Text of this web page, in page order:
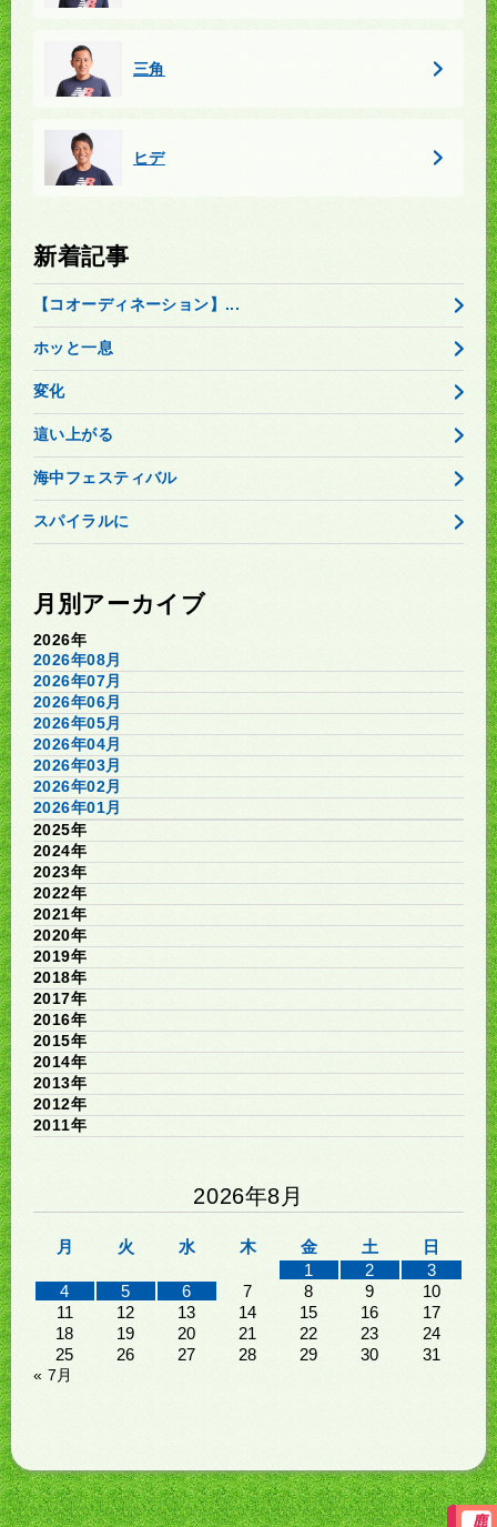
三角
ヒデ
新着記事
【コオーディネーション】...
ホッと一息
変化
這い上がる
海中フェスティバル
スパイラルに
月別アーカイブ
2026年
2026年08月
2026年07月
2026年06月
2026年05月
2026年04月
2026年03月
2026年02月
2026年01月
2025年
2024年
2023年
2022年
2021年
2020年
2019年
2018年
2017年
2016年
2015年
2014年
2013年
2012年
2011年
2026年8月
月 火 水 木 金 土
日
1
2
3
4
5 6 7 8 9
10
11
12 13 14 15 16
17
18
19 20 21 22 23
24
25
26 27 28 29 30 31
« 7月